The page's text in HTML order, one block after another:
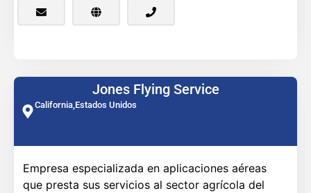
Jones Flying Service
California, Estados Unidos
Empresa especializada en aplicaciones aéreas
que presta sus servicios al sector agrícola del